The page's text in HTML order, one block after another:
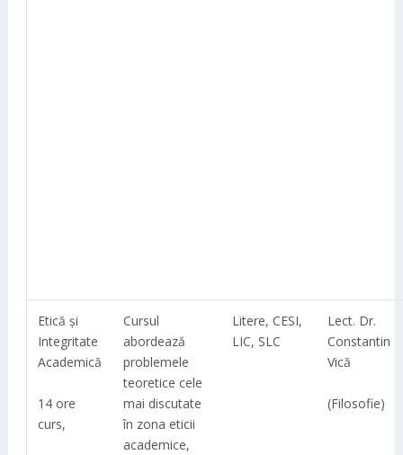
Etică și
Integritate
Academică
14 ore
curs,
Cursul
abordează
problemele
teoretice cele
mai discutate
în zona eticii
academice,
Litere, CESI,
LIC, SLC
Lect. Dr.
Constantin
Vică
(Filosofie)